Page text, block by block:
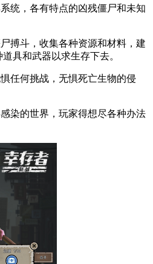
统，各有特点的凶残僵尸和未知
搏斗，收集各种资源和材料，建
具和武器以求生存下去。
任何挑战，无惧死亡生物的侵
染的世界，玩家得想尽各种办法